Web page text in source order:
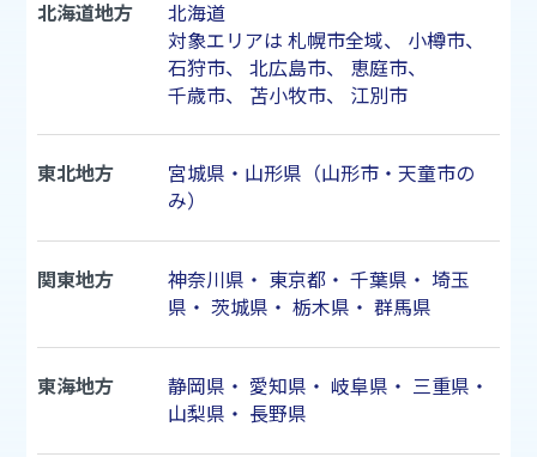
北海道地方
北海道
対象エリアは 札幌市全域、 小樽市、
石狩市、 北広島市、 恵庭市、
千歳市、 苫小牧市、 江別市
東北地方
宮城県・山形県（山形市・天童市の
み）
関東地方 神奈川県 ・ 東京都・ 千葉県 ・ 埼玉
県 ・ 茨城県 ・ 栃木県 ・ 群馬県
東海地方 静岡県 ・ 愛知県 ・ 岐阜県 ・ 三重県 ・
山梨県 ・ 長野県